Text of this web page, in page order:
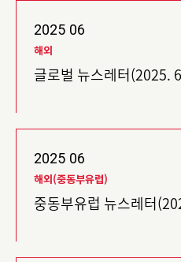
2025 06
해외
글로벌 뉴스레터(2025.
2025 06
해외(중동부유럽)
중동부유럽 뉴스레터